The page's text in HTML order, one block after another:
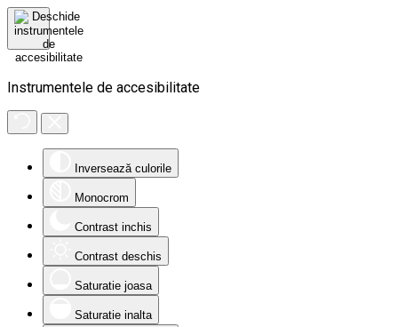
Instrumentele de accesibilitate
Inversează culorile
Monocrom
Contrast inchis
Contrast deschis
Saturatie joasa
Saturatie inalta